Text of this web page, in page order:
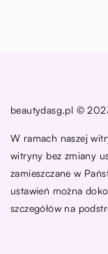
beautydasg.pl ©
W ramach naszej
witryny bez zmiany
zamieszczane w
ustawień można
szczegółów na